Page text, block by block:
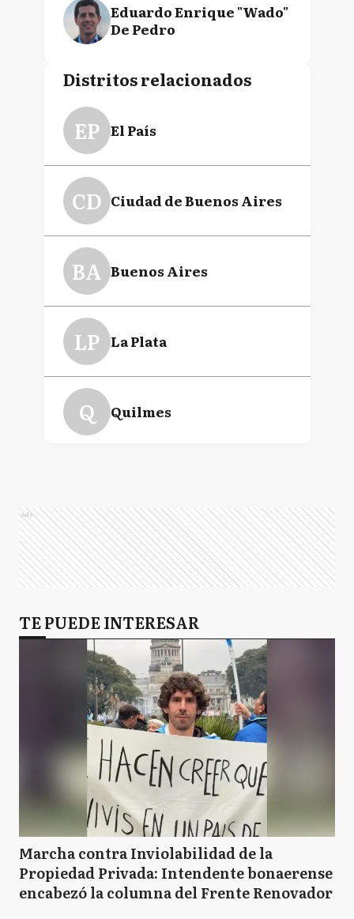
Eduardo Enrique "Wado"
De Pedro
Distritos relacionados
EP El País
CD Ciudad de Buenos Aires
BA Buenos Aires
LP La Plata
Q Quilmes
Ads
TE PUEDE INTERESAR
Marcha contra Inviolabilidad de la
Propiedad Privada: Intendente bonaerense
encabezó la columna del Frente Renovador